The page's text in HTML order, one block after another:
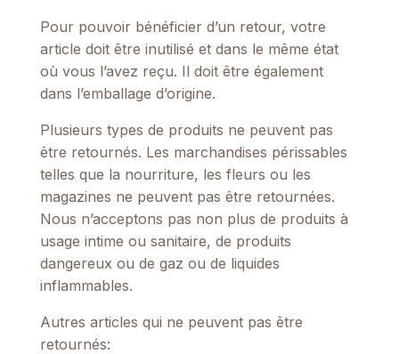
Pour pouvoir bénéficier d’un retour, votre
article doit être inutilisé et dans le même état
où vous l’avez reçu. Il doit être également
dans l’emballage d’origine.
Plusieurs types de produits ne peuvent pas
être retournés. Les marchandises périssables
telles que la nourriture, les fleurs ou les
magazines ne peuvent pas être retournées.
Nous n’acceptons pas non plus de produits à
usage intime ou sanitaire, de produits
dangereux ou de gaz ou de liquides
inflammables.
Autres articles qui ne peuvent pas être
retournés: